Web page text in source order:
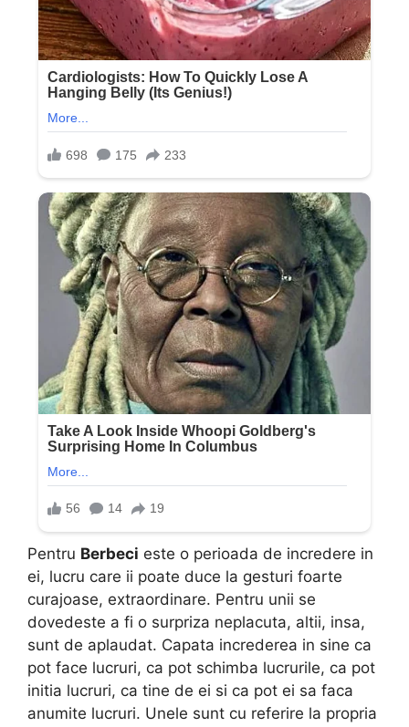
Pentru Berbeci este o perioada de incredere in
ei, lucru care ii poate duce la gesturi foarte
curajoase, extraordinare. Pentru unii se
dovedeste a fi o surpriza neplacuta, altii, insa,
sunt de aplaudat. Capata increderea in sine ca
pot face lucruri, ca pot schimba lucrurile, ca pot
initia lucruri, ca tine de ei si ca pot ei sa faca
anumite lucruri. Unele sunt cu referire la propria